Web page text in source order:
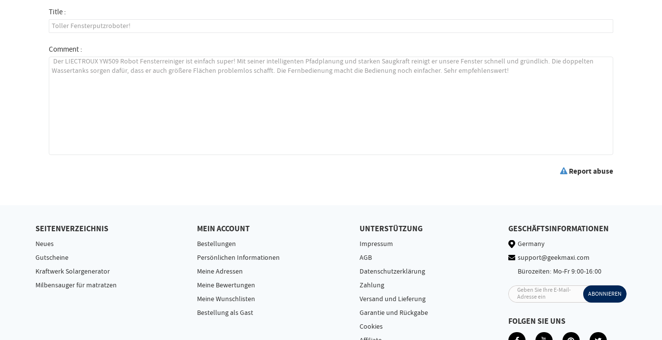
Title :
Comment :
Report abuse
SEITENVERZEICHNIS
Neues
Gutscheine
Kraftwerk Solargenerator
Milbensauger für matratzen
MEIN ACCOUNT
Bestellungen
Persönlichen Informationen
Meine Adressen
Meine Bewertungen
Meine Wunschlisten
Bestellung als Gast
UNTERSTÜTZUNG
Impressum
AGB
Datenschutzerklärung
Zahlung
Versand und Lieferung
Garantie und Rückgabe
Cookies
GESCHÄFTSINFORMATIONEN
Germany
support@geekmaxi.com
Bürozeiten: Mo-Fr 9:00-16:00
Geben Sie Ihre E-Mail-
Adresse ein
ABONNIEREN
FOLGEN SIE UNS